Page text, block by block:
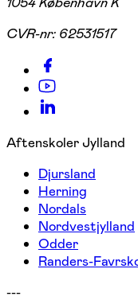
CVR-nr: 62531517
Aftenskoler Jylland
Djursland
Herning
Nordals
Nordvestjylland
Odder
Randers-
---